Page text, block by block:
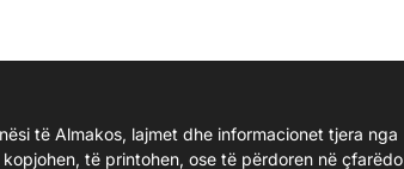
të Almakos, lajmet dhe informacionet tjera nga
të printohen, ose të përdoren në çfarëdo